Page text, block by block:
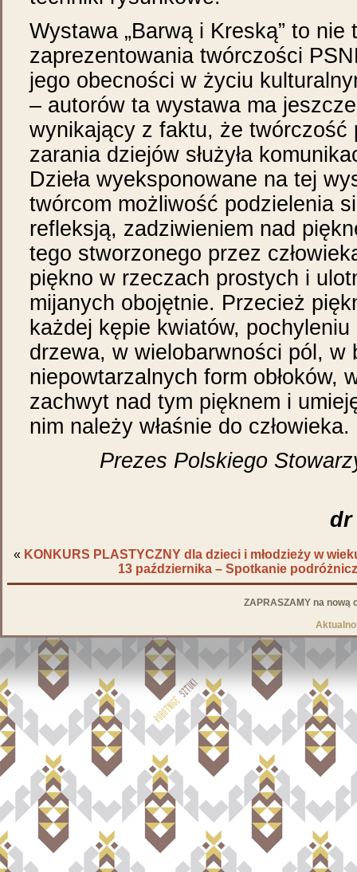
Wystawa „Barwą i Kreską” to nie
zaprezentowania twórczości
jego obecności w życiu
– autorów ta wystawa ma
wynikający z faktu, że twórczość
zarania dziejów służyła
Dzieła wyeksponowane na tej
twórcom możliwość podzielenia
refleksją, zadziwieniem nad
tego stworzonego przez
piękno w rzeczach prostych i
mijanych obojętnie. Przecież
każdej kępie kwiatów,
drzewa, w wielobarwności pól, w
niepowtarzalnych form obłoków,
zachwyt nad tym pięknem i
nim należy właśnie do człowieka.
Prezes Polskiego
dr
« KONKURS PLASTYCZNY dla dzieci i młodzieży w
13 października – Spotkanie
ZAPRASZAMY na